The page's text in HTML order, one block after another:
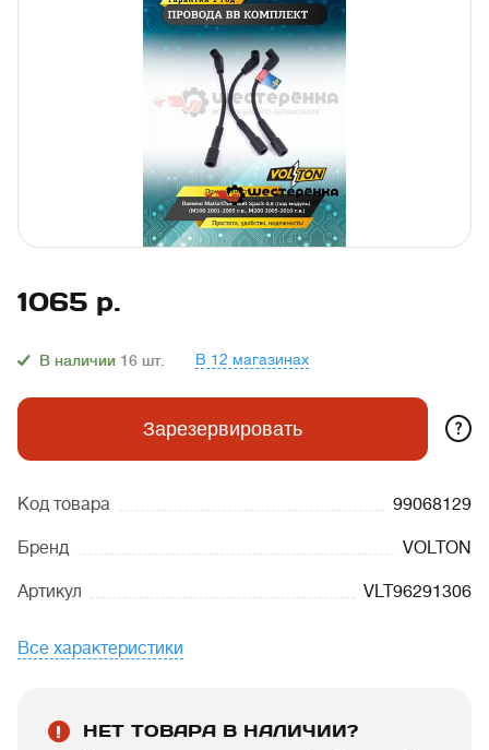
1065 р.
В наличии 16 шт. В 12 магазинах
Зарезервировать ?
Код товара 99068129
Бренд VOLTON
Артикул VLT96291306
Все характеристики
НЕТ ТОВАРА В НАЛИЧИИ?